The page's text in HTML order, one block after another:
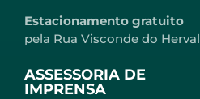
Estacionamento gratuito
pela Rua Visconde do Herval
ASSESSORIA DE
IMPRENSA